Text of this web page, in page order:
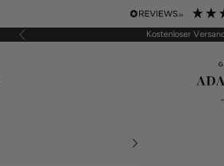
Zurück Kostenloser